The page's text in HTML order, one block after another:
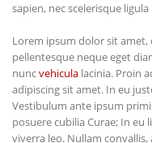
sapien, nec scelerisque
Lorem ipsum dolor sit
pellentesque neque eget
nuncvehicula lacinia. Proin
adipiscing sit amet. In eu
Vestibulum ante ipsum
posuere cubilia Curae; In eu
viverra leo. Nullam